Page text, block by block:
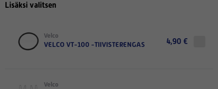
Lisäksi valitsen
Velco
VELCO VT-100 -TIIVISTERENGAS 4,90 €
Velco